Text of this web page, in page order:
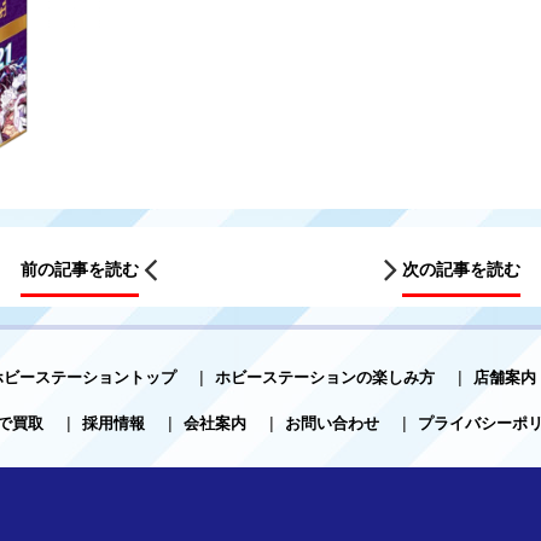
前の記事を読む 次の記事を読む
ーステーショントップ | ホビーステーションの楽しみ方 | 店舗案内
買取
| 採用情報 | 会社案内 | お問い合わせ | プライバシーポ